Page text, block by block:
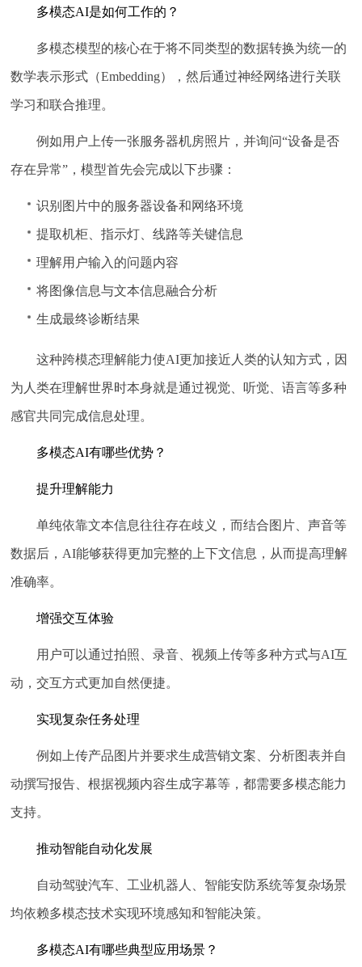
多模态AI是如何工作的？
多模态模型的核心在于将不同类型的数据转换为统一的
数学表示形式（Embedding），然后通过神经网络进行关联
学习和联合推理。
例如用户上传一张服务器机房照片，并询问“设备是否
存在异常”，模型首先会完成以下步骤：
识别图片中的服务器设备和网络环境
提取机柜、指示灯、线路等关键信息
理解用户输入的问题内容
将图像信息与文本信息融合分析
生成最终诊断结果
这种跨模态理解能力使AI更加接近人类的认知方式，因
为人类在理解世界时本身就是通过视觉、听觉、语言等多种
感官共同完成信息处理。
多模态AI有哪些优势？
提升理解能力
单纯依靠文本信息往往存在歧义，而结合图片、声音等
数据后，AI能够获得更加完整的上下文信息，从而提高理解
准确率。
增强交互体验
用户可以通过拍照、录音、视频上传等多种方式与AI互
动，交互方式更加自然便捷。
实现复杂任务处理
例如上传产品图片并要求生成营销文案、分析图表并自
动撰写报告、根据视频内容生成字幕等，都需要多模态能力
支持。
推动智能自动化发展
自动驾驶汽车、工业机器人、智能安防系统等复杂场景
均依赖多模态技术实现环境感知和智能决策。
多模态AI有哪些典型应用场景？